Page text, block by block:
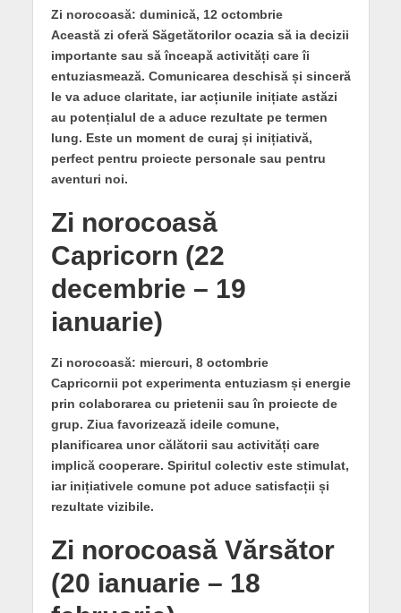
Zi norocoasă: duminică, 12 octombrie
Această zi oferă Săgetătorilor ocazia să ia decizii
importante sau să înceapă activități care îi
entuziasmează. Comunicarea deschisă și sinceră
le va aduce claritate, iar acțiunile inițiate astăzi
au potențialul de a aduce rezultate pe termen
lung. Este un moment de curaj și inițiativă,
perfect pentru proiecte personale sau pentru
aventuri noi.
Zi norocoasă
Capricorn (22
decembrie – 19
ianuarie)
Zi norocoasă: miercuri, 8 octombrie
Capricornii pot experimenta entuziasm și energie
prin colaborarea cu prietenii sau în proiecte de
grup. Ziua favorizează ideile comune,
planificarea unor călătorii sau activități care
implică cooperare. Spiritul colectiv este stimulat,
iar inițiativele comune pot aduce satisfacții și
rezultate vizibile.
Zi norocoasă Vărsător
(20 ianuarie – 18